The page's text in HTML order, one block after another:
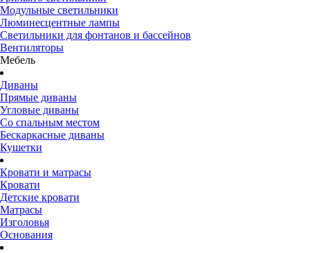
Модульные светильники
Люминесцентные лампы
Светильники для фонтанов и бассейнов
Вентиляторы
Мебель
Диваны
Прямые диваны
Угловые диваны
Со спальным местом
Бескаркасные диваны
Кушетки
Кровати и матрасы
Кровати
Детские кровати
Матрасы
Изголовья
Основания